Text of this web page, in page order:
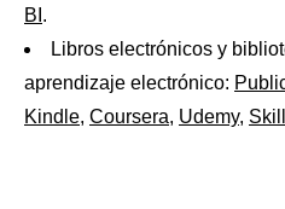
BI .
Libros electrónicos y
aprendizaje electrónico:
Kindle, Coursera, Udemy,